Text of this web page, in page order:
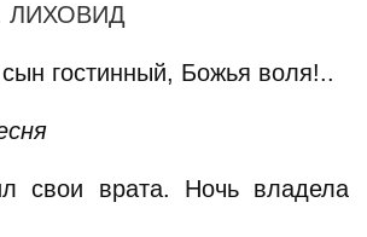
ЛИХОВИД
гостинный, Божья воля!..
свои врата. Ночь владела